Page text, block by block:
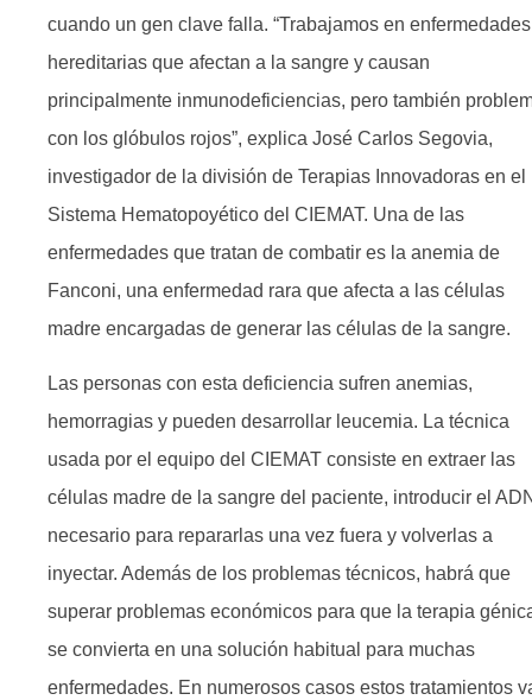
cuando un gen clave falla. “Trabajamos en enfermedades
hereditarias que afectan a la sangre y causan
principalmente inmunodeficiencias, pero también
con los glóbulos rojos”, explica José Carlos Segovia,
investigador de la división de Terapias Innovadoras en el
Sistema Hematopoyético del CIEMAT. Una de las
enfermedades que tratan de combatir es la anemia de
Fanconi, una enfermedad rara que afecta a las células
madre encargadas de generar las células de la sangre.
Las personas con esta deficiencia sufren anemias,
hemorragias y pueden desarrollar leucemia. La técnica
usada por el equipo del CIEMAT consiste en extraer las
células madre de la sangre del paciente, introducir el
necesario para repararlas una vez fuera y volverlas a
inyectar. Además de los problemas técnicos, habrá que
superar problemas económicos para que la terapia
se convierta en una solución habitual para muchas
enfermedades. En numerosos casos estos tratamientos